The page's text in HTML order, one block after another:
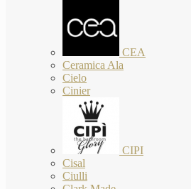
CEA
Ceramica Ala
Cielo
Cinier
CIPI
Cisal
Ciulli